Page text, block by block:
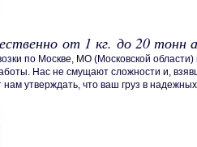
от 1 кг. до 20
по Москве, МО (Московской
Нас не смущают сложности и,
нам утверждать, что ваш груз в